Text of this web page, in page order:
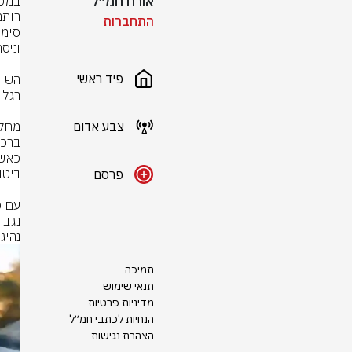
התחברות
פיד ראשי
צבע אדום
פרסם
תמיכה
תנאי שימוש
מדיניות פרטיות
הנחיות לכתבי חמ״ל
הצהרת נגישות